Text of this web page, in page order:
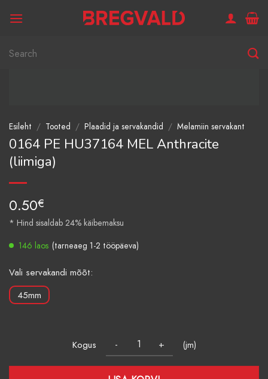
Otsi:
Esileht / Tooted / Plaadid ja servakandid / Melamiin servakant
0164 PE HU37164 MEL Anthracite
(liimiga)
0.50€
* Hind sisaldab 24% käibemaksu
146 laos (tarneaeg 1-2 tööpäeva)
Vali servakandi mõõt:
45mm
Kogus (jm)